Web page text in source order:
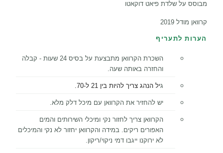
מבוסס על שלדת פיאט דוקאטו
קרוואן מודל 2019
הערות לתעריף
השכרת הקרוואן מתבצעת על בסיס 24 שעות - קבלה
והחזרה באותה שעה.
גיל הנהג צריך להיות בין 21 ל-70.
יש להחזיר את הקרוואן עם מיכל דלק מלא.
הקרוואן צריך לחזור נקי ומיכלי השירותים והמים
האפורים ריקים. במידה והקרוואן יחזור לא נקי והמיכלים
לא ירוקנו ייגבו דמי ניקוי/ריקון.